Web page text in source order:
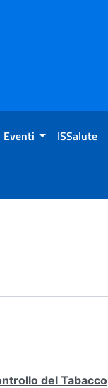
Eventi ISSalute
del Tabacco